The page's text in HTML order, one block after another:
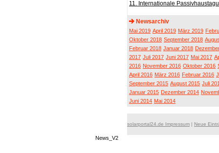
11. Internationale
Newsarchiv
Mai 2019 April 2019 März 2019
Oktober 2018 September 2018
Februar 2018 Januar 2018
2017 Juli 2017 Juni 2017 Mai 2017
2016 November 2016 Oktober 2016
April 2016 März 2016 Februar 2016
September 2015 August 2015 Juli
Januar 2015 Dezember 2014
Juni 2014 Mai 2014
solarportal24.de Impressum | Neue
News_V2